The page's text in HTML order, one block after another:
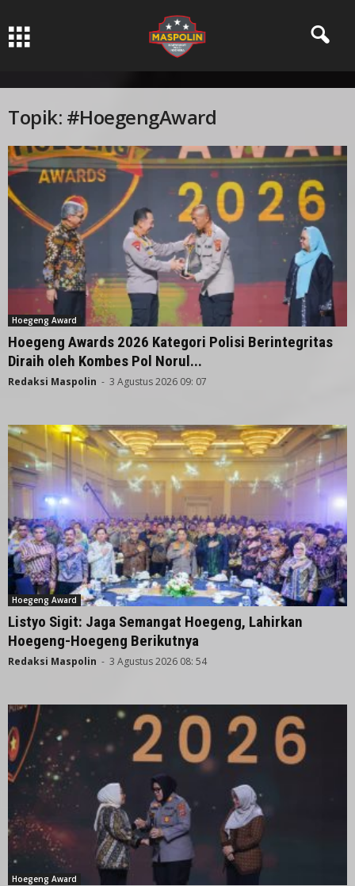
Topik: #HoegengAward
Hoegeng Award
Hoegeng Awards 2026 Kategori Polisi Berintegritas
Diraih oleh Kombes Pol Norul...
Redaksi Maspolin - 3 Agustus 2026 09: 07
Hoegeng Award
Listyo Sigit: Jaga Semangat Hoegeng, Lahirkan
Hoegeng-Hoegeng Berikutnya
Redaksi Maspolin - 3 Agustus 2026 08: 54
Hoegeng Award